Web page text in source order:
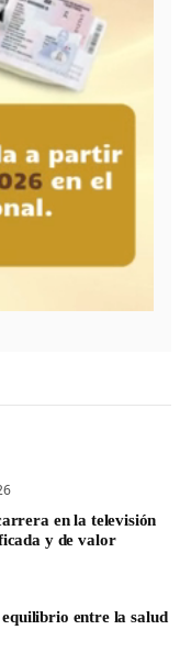
en la televisión
y de valor
entre la salud